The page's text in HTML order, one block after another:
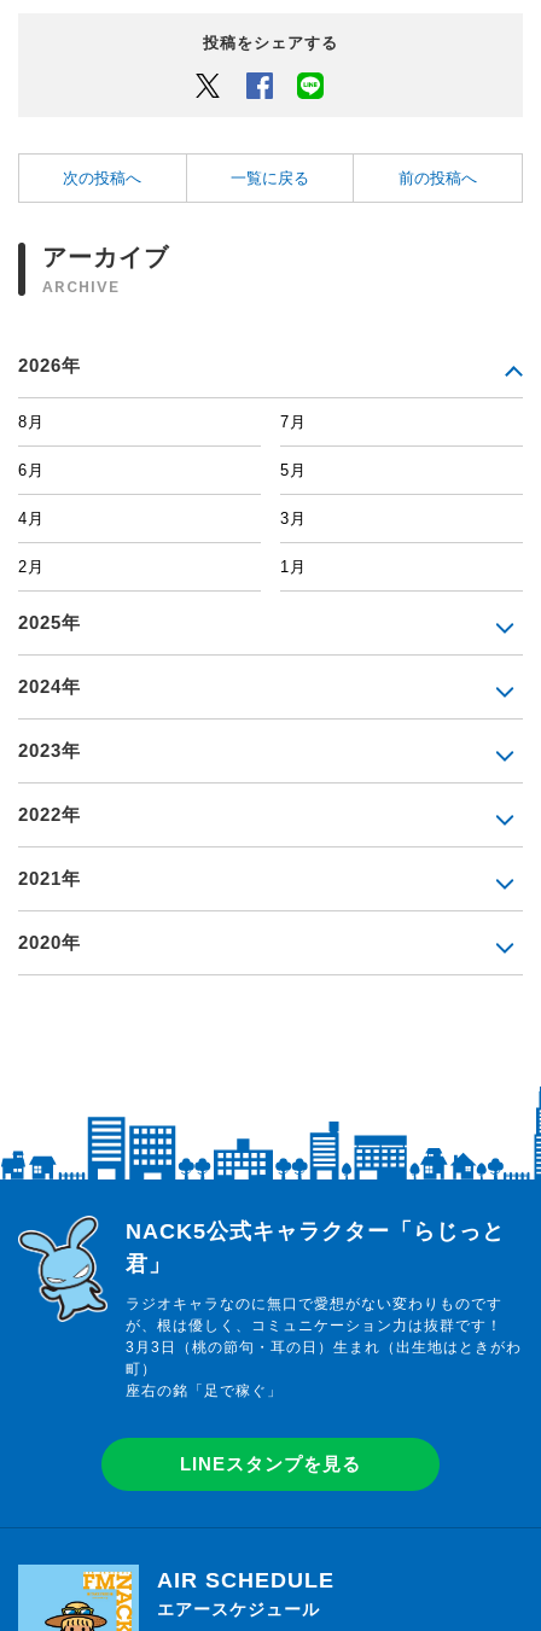
投稿をシェアする
Twitter Facebook
次の投稿へ 一覧に戻る 前の投稿へ
アーカイブ
ARCHIVE
2026年
8月 7月
6月 5月
4月 3月
2月 1月
2025年
2024年
2023年
2022年
2021年
2020年
らじっと君
NACK5公式キャラクター「らじっと
君」
ラジオキャラなのに無口で愛想がない変わりものです
が、根は優しく、コミュニケーション力は抜群です！
3月3日（桃の節句・耳の日）生まれ（出生地はときがわ
町）
座右の銘「足で稼ぐ」
LINEスタンプを見る
AIR SCHEDULE
エアースケジュール